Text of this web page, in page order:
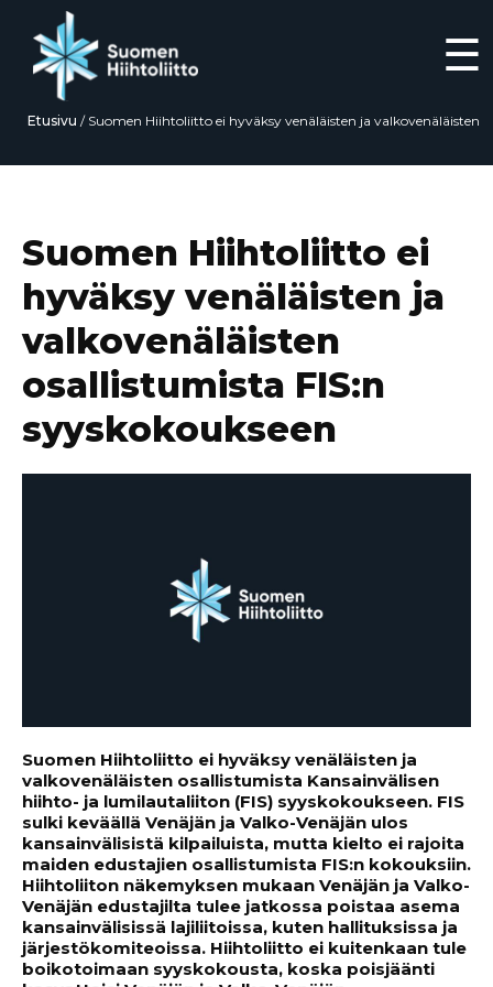
☰
Etusivu / Suomen Hiihtoliitto ei hyväksy venäläisten ja valkovenäläisten
Suomen Hiihtoliitto ei
hyväksy venäläisten ja
valkovenäläisten
osallistumista FIS:n
syyskokoukseen
Suomen Hiihtoliitto ei hyväksy venäläisten ja
valkovenäläisten osallistumista Kansainvälisen
hiihto- ja lumilautaliiton (FIS) syyskokoukseen. FIS
sulki keväällä Venäjän ja Valko-Venäjän ulos
kansainvälisistä kilpailuista, mutta kielto ei rajoita
maiden edustajien osallistumista FIS:n kokouksiin.
Hiihtoliiton näkemyksen mukaan Venäjän ja Valko-
Venäjän edustajilta tulee jatkossa poistaa asema
kansainvälisissä lajiliitoissa, kuten hallituksissa ja
järjestökomiteoissa. Hiihtoliitto ei kuitenkaan tule
boikotoimaan syyskokousta, koska poisjäänti